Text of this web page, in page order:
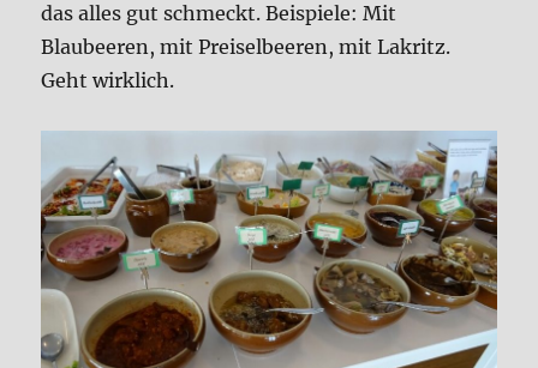
das alles gut schmeckt. Beispiele: Mit
Blaubeeren, mit Preiselbeeren, mit Lakritz.
Geht wirklich.